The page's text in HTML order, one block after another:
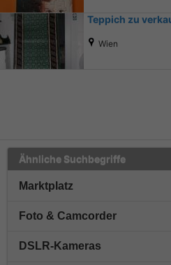
Teppich zu
Wien
Ähnliche Suchbegriffe
Marktplatz
Foto & Camcorder
DSLR-Kameras